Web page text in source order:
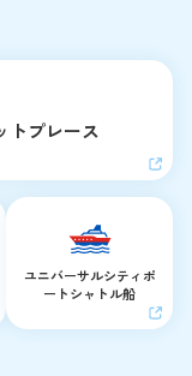
トプレース
ユニバーサルシティ ポ
ートシャトル船